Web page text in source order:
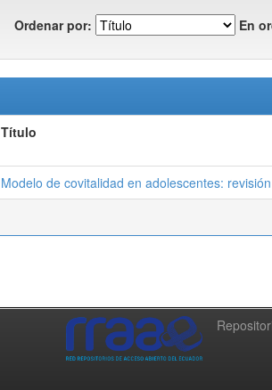
Ordenar por: En
Título
Modelo de covitalidad en adolescentes: